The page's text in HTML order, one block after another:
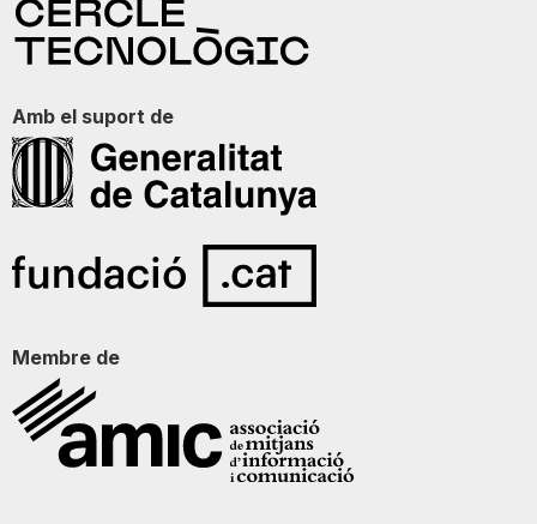
Amb el suport de
Membre de